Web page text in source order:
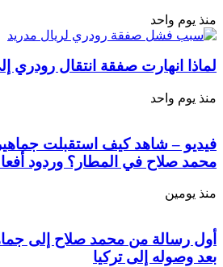
واحد
انهارت صفقة انتقال رودري إلى
واحد
– شاهد كيف استقبلت جماهير
في المطار؟ وردود أفعال
من محمد صلاح إلى جماهير
إلى تركيا